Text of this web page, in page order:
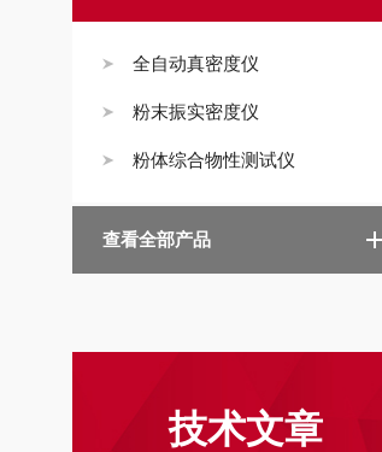
全自动真密度仪
粉末振实密度仪
粉体综合物性测试仪
查看全部产品
技术文章